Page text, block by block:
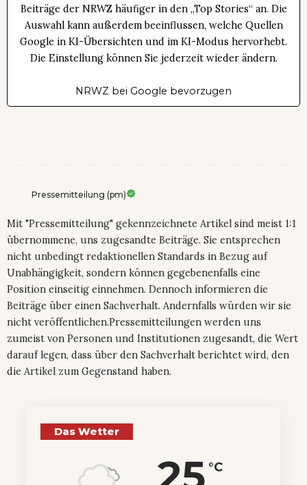
Beiträge der NRWZ häufiger in den „Top Stories“ an. Die
Auswahl kann außerdem beeinflussen, welche Quellen
Google in KI-Übersichten und im KI-Modus hervorhebt.
Die Einstellung können Sie jederzeit wieder ändern.
NRWZ bei Google bevorzugen
Pressemitteilung (pm)
Mit "Pressemitteilung" gekennzeichnete Artikel sind meist 1:1
übernommene, uns zugesandte Beiträge. Sie entsprechen
nicht unbedingt redaktionellen Standards in Bezug auf
Unabhängigkeit, sondern können gegebenenfalls eine
Position einseitig einnehmen. Dennoch informieren die
Beiträge über einen Sachverhalt. Andernfalls würden wir sie
nicht veröffentlichen.Pressemitteilungen werden uns
zumeist von Personen und Institutionen zugesandt, die Wert
darauf legen, dass über den Sachverhalt berichtet wird, den
die Artikel zum Gegenstand haben.
Das Wetter
°C